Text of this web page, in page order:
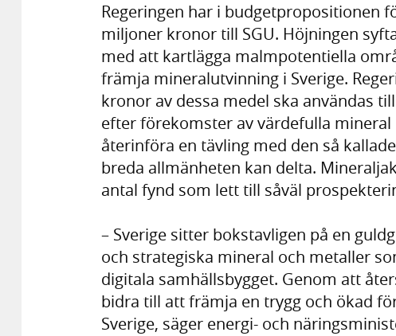
Regeringen har i budgetpropositionen
miljoner kronor till SGU. Höjningen
med att kartlägga malmpotentiella
främja mineralutvinning i Sverige.
kronor av dessa medel ska användas
efter förekomster av värdefulla mineral
återinföra en tävling med den så
breda allmänheten kan delta.
antal fynd som lett till såväl
– Sverige sitter bokstavligen på en
och strategiska mineral och metaller
digitala samhällsbygget. Genom att
bidra till att främja en trygg och ökad
Sverige, säger energi- och